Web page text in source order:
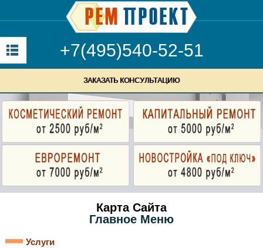
+7(495)540-52-51
ЗАКАЗАТЬ КОНСУЛЬТАЦИЮ
Карта Сайта
Главное Меню
Услуги